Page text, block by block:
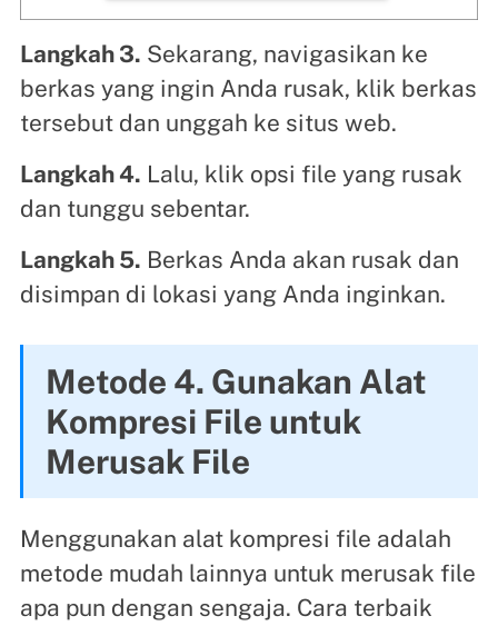
Langkah 3. Sekarang, navigasikan ke
berkas yang ingin Anda rusak, klik berkas
tersebut dan unggah ke situs web.
Langkah 4. Lalu, klik opsi file yang rusak
dan tunggu sebentar.
Langkah 5. Berkas Anda akan rusak dan
disimpan di lokasi yang Anda inginkan.
Metode 4. Gunakan Alat
Kompresi File untuk
Merusak File
Menggunakan alat kompresi file adalah
metode mudah lainnya untuk merusak file
apa pun dengan sengaja. Cara terbaik